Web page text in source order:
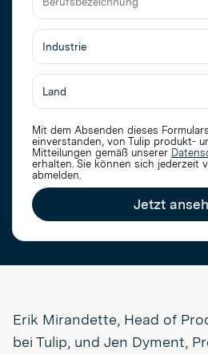
Berufsbezeichnung
Mit dem Absenden dieses
einverstanden, von Tulip produkt-
Mitteilungen gemäß unserer
erhalten. Sie können sich jederzeit
abmelden.
Jetzt
Erik Mirandette, Head of
bei Tulip, und Jen Dyment,